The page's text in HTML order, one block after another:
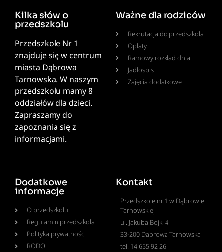
Kilka słów o
przedszkolu
Przedszkole Nr 1
znajduje się w centrum
miasta Dąbrowa
Tarnowska. W naszym
przedszkolu mamy 8
oddziałów dla dzieci.
Zapraszamy do
zapoznania się z
informacjami.
Ważne dla rodziców
Rekrutacja do przedszkola
Opłaty
Ramowy rozkład dnia
Jadłospis
Zajęcia dodatkowe
Dodatkowe
informacje
O przedszkolu
Regulamin przedszkola
Polityka prywatności
RODO
Kontakt
Przedszkole nr 1 w Dąbrowie
Tarnowskiej
ul. Jakuba Bojki 4
33-200 Dąbrowa Tarnowska
tel. 14 655 92 26